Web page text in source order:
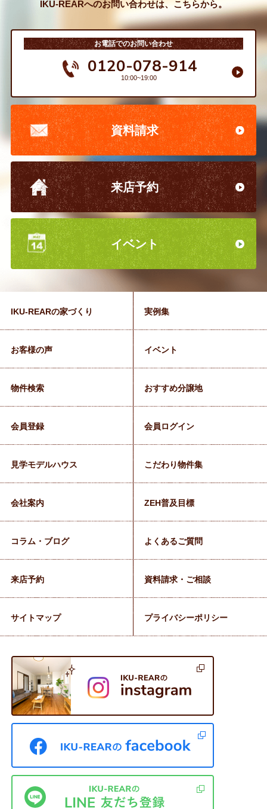
IKU-REARへのお問い合わせは、こちらから。
お電話でのお問い合わせ
0120-078-914
10:00~19:00
資料請求
来店予約
イベント
IKU-REARの家づくり 実例集
お客様の声 イベント
物件検索 おすすめ分譲地
会員登録 会員ログイン
見学モデルハウス こだわり物件集
会社案内 ZEH普及目標
コラム・ブログ よくあるご質問
来店予約 資料請求・ご相談
サイトマップ プライバシーポリシー